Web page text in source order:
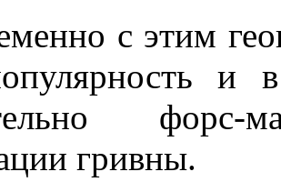
с этим
и
гривны.